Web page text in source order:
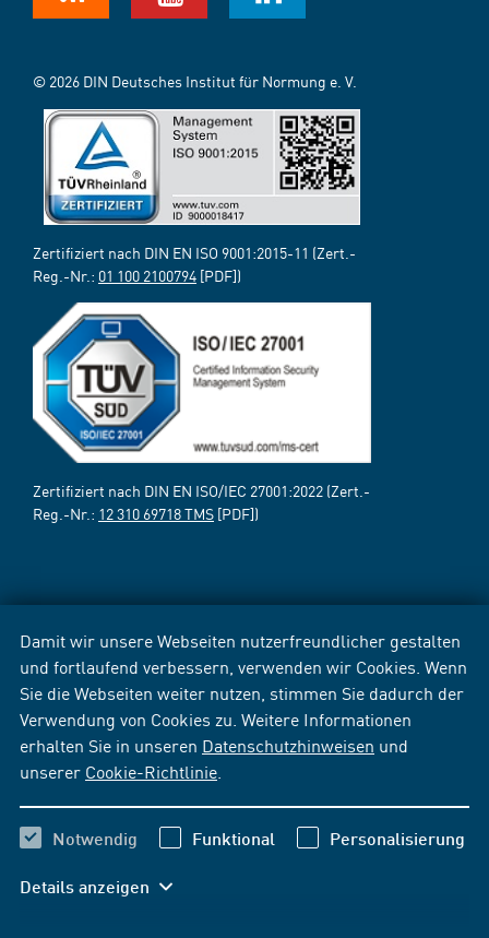
Damit wir unsere Webseiten nutzerfreundlicher gestalten
und fortlaufend verbessern, verwenden wir Cookies. Wenn
Sie die Webseiten weiter nutzen, stimmen Sie dadurch der
Verwendung von Cookies zu. Weitere Informationen
erhalten Sie in unseren Datenschutzhinweisen und
unserer Cookie-Richtlinie
Notwendig Funktional Personalisierung
Details anzeigen
© 2026 DIN Deutsches Institut für Normung e. V.
Zertifiziert nach DIN EN ISO 9001:2015-11 (Zert.-
Reg.-Nr.: 01 100 2100794 [PDF])
Zertifiziert nach DIN EN ISO/IEC 27001:2022 (Zert.-
Reg.-Nr.: 12 310 69718 TMS [PDF])